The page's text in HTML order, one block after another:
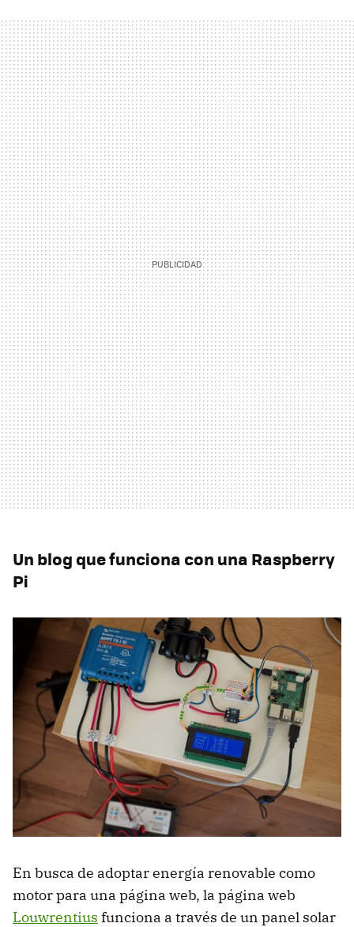
Un blog que funciona con una Raspberry
Pi
En busca de adoptar energía renovable como
motor para una página web, la página web
Louwrentius funciona a través de un panel solar